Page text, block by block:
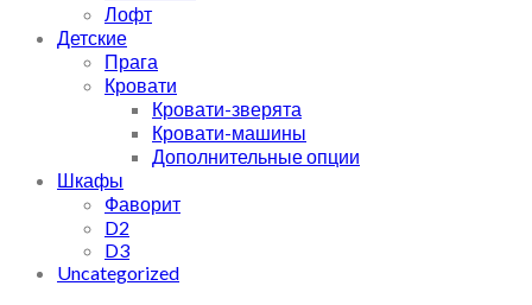
Лофт
Детские
Прага
Кровати
Кровати-зверята
Кровати-машины
Дополнительные опции
Шкафы
Фаворит
D2
D3
Uncategorized